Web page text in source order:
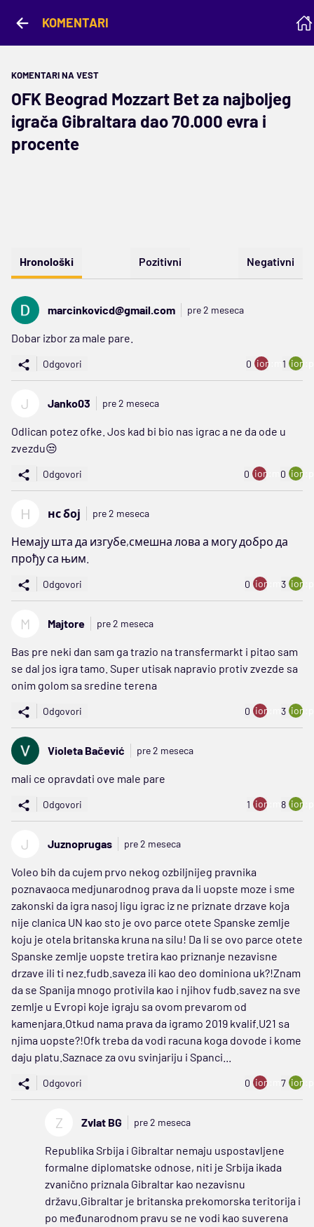
KOMENTARI
KOMENTARI NA VEST
OFK Beograd Mozzart Bet za najboljeg
igrača Gibraltara dao 70.000 evra i
procente
Hronološki Pozitivni Negativni
marcinkovicd@gmail.com pre 2 meseca
Dobar izbor za male pare.
Odgovori 0 ion:minus
1
J Janko03 pre 2 meseca
Odlican potez ofke. Jos kad bi bio nas igrac a ne da ode u
zvezdu😒
Odgovori 0 ion:minus
0
Н нс бој pre 2 meseca
Немају шта да изгубе,смешна лова а могу добро да
прођу са њим.
Odgovori 0 ion:minus
3
M Majtore pre 2 meseca
Bas pre neki dan sam ga trazio na transfermarkt i pitao sam
se dal jos igra tamo. Super utisak napravio protiv zvezde sa
onim golom sa sredine terena
Odgovori 0 ion:minus
3
Violeta Bačević pre 2 meseca
mali ce opravdati ove male pare
Odgovori 1 ion:minus
8
J Juznoprugas pre 2 meseca
Voleo bih da cujem prvo nekog ozbiljnijeg pravnika
poznavaoca medjunarodnog prava da li uopste moze i sme
zakonski da igra nasoj ligu igrac iz ne priznate drzave koja
nije clanica UN kao sto je ovo parce otete Spanske zemlje
koju je otela britanska kruna na silu! Da li se ovo parce otete
Spanske zemlje uopste tretira kao priznanje nezavisne
drzave ili ti nez.fudb.saveza ili kao deo dominiona uk?!Znam
da se Spanija mnogo protivila kao i njihov fudb.savez na sve
zemlje u Evropi koje igraju sa ovom prevarom od
kamenjara.Otkud nama prava da igramo 2019 kvalif.U21 sa
njima uopste?!Ofk treba da vodi racuna koga dovode i kome
daju platu.Saznace za ovu svinjariju i Spanci...
Odgovori 0 ion:minus
7
Z Zvlat BG pre 2 meseca
Republika Srbija i Gibraltar nemaju uspostavljene
formalne diplomatske odnose, niti je Srbija ikada
zvanično priznala Gibraltar kao nezavisnu
državu.Gibraltar je britanska prekomorska teritorija i
po međunarodnom pravu se ne vodi kao suverena